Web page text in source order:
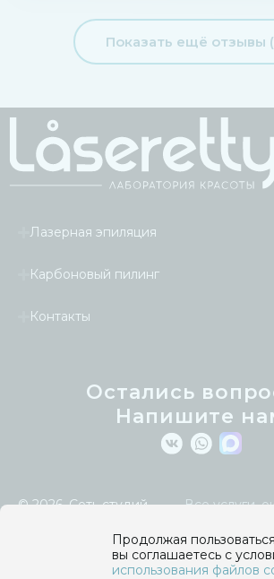
Показать ещё отзывы
Лазерная эпиляция
Карбоновый пилинг
Контакты
Остались
Напишите
© 2026.Сеть студий
Все услуги,
являются
осуществляются в
внешнего вида
Продолжая
вы соглашаетесь с
использования файлов